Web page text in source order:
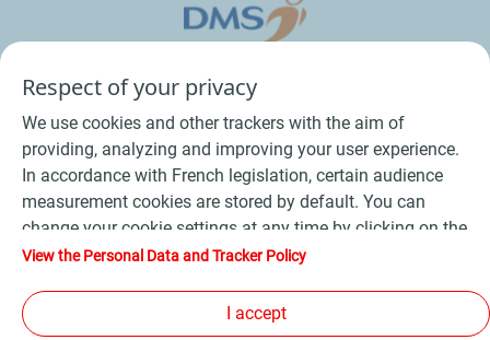
Conditions Générales de Vente Bois
Conditions Générales d’Utilisation
Respect of your privacy
We use cookies and other trackers with the aim of
providing, analyzing and improving your user experience.
In accordance with French legislation, certain audience
measurement cookies are stored by default. You can
change your cookie settings at any time by clicking on the
"Manage my cookies" button. By clicking on the "Accept"
device. If you click on "Decline", only the technical cookies
required for the site to function correctly will be used. For
View the Personal Data and Tracker Policy
I accept